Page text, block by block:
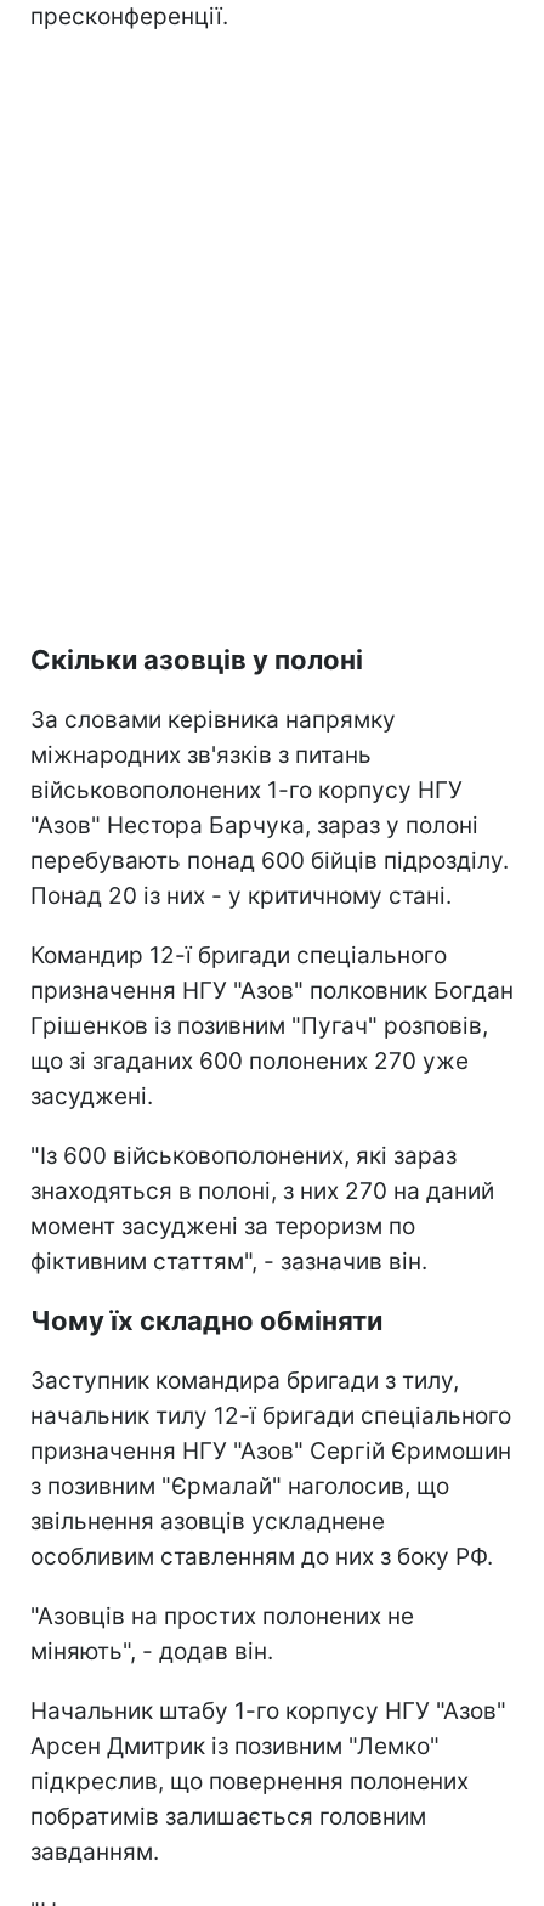
пресконференції.
Скільки азовців у полоні
За словами керівника напрямку
міжнародних зв'язків з питань
військовополонених 1-го корпусу НГУ
"Азов" Нестора Барчука, зараз у полоні
перебувають понад 600 бійців підрозділу.
Понад 20 із них - у критичному стані.
Командир 12-ї бригади спеціального
призначення НГУ "Азов" полковник Богдан
Грішенков із позивним "Пугач" розповів,
що зі згаданих 600 полонених 270 уже
засуджені.
"Із 600 військовополонених, які зараз
знаходяться в полоні, з них 270 на даний
момент засуджені за тероризм по
фіктивним статтям", - зазначив він.
Чому їх складно обміняти
Заступник командира бригади з тилу,
начальник тилу 12-ї бригади спеціального
призначення НГУ "Азов" Сергій Єримошин
з позивним "Єрмалай" наголосив, що
звільнення азовців ускладнене
особливим ставленням до них з боку РФ.
"Азовців на простих полонених не
міняють", - додав він.
Начальник штабу 1-го корпусу НГУ "Азов"
Арсен Дмитрик із позивним "Лемко"
підкреслив, що повернення полонених
побратимів залишається головним
завданням.